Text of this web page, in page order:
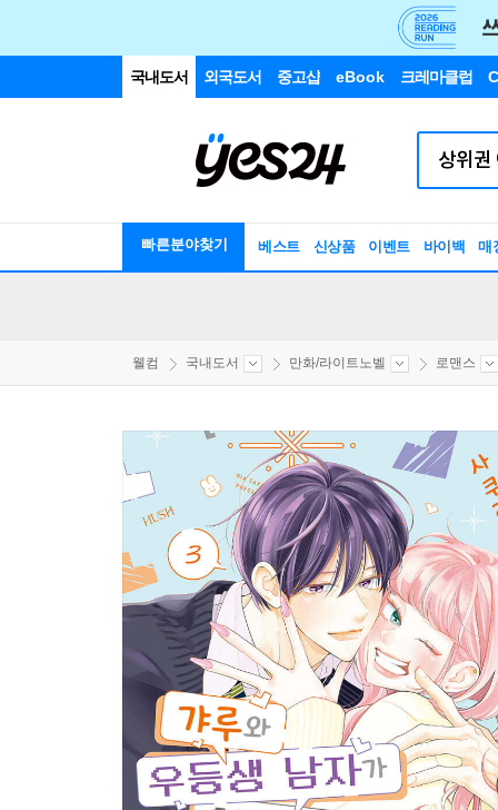
국내도서 외국도서 중고샵 eBook 크레마클럽
빠른분야찾기 베스트 신상품 이벤트 바이백 매
웰컴 국내도서 만화/라이트노벨 로맨스